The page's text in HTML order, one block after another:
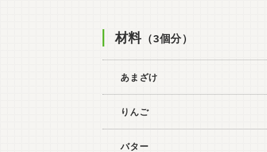
材料 （3個分）
あまざけ
りんご
バター